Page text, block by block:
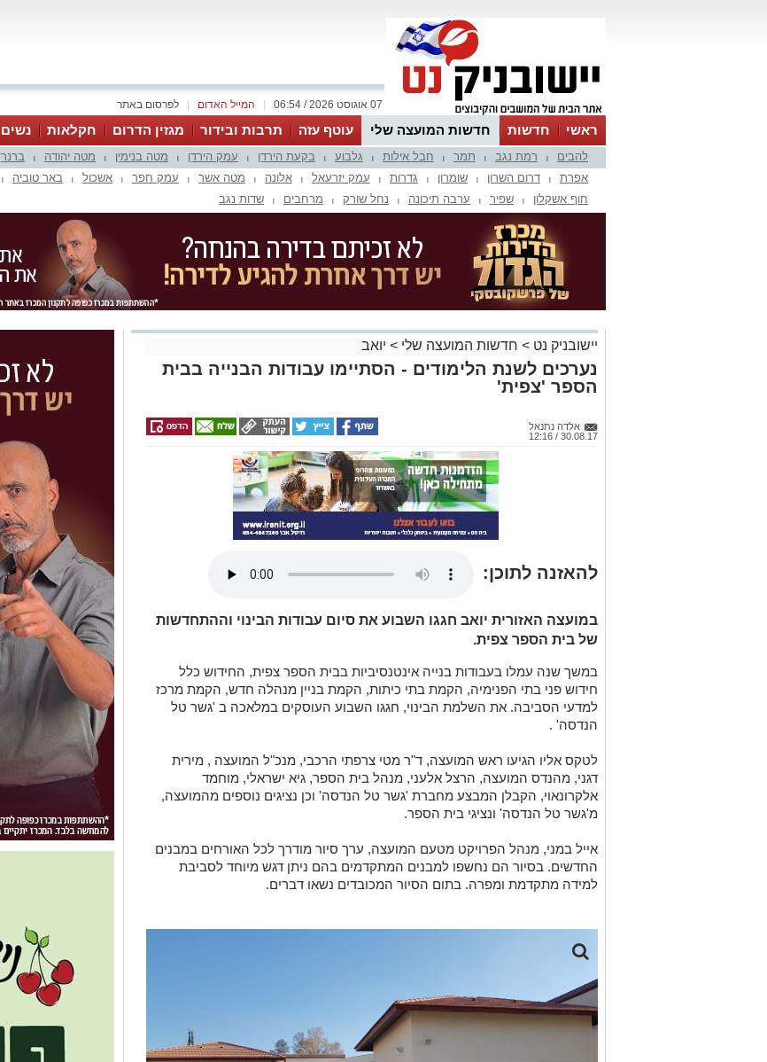
לפרסום באתר המייל האדום 07 אוגוסט 2026 / 06:54
ראשי חדשות חדשות המועצה שלי עוטף עזה תרבות ובידור מגזין הדרום חקלאות נשים
אינדקס עסקים
לוח טיפים והמלצות להבים רמת נגב תמר חבל אילות גלבוע בקעת הירדן עמק הירדן מטה בנימין מטה יהודה ברנר
אפרת דרום השרון שומרון גדרות עמק יזרעאל אלונה מטה אשר עמק חפר אשכול באר טוביה
חוף אשקלון שפיר ערבה תיכונה נחל שורק מרחבים שדות נגב
יישובניק נט > חדשות המועצה שלי > יואב
נערכים לשנת הלימודים - הסתיימו עבודות הבנייה בבית
הספר 'צפית'
אלדה נתנאל
30.08.17 / 12:16
להאזנה לתוכן:
במועצה האזורית יואב חגגו השבוע את סיום עבודות הבינוי וההתחדשות
של בית הספר צפית.
במשך שנה עמלו בעבודות בנייה אינטנסיביות בבית הספר צפית, החידוש כלל
חידוש פני בתי הפנימיה, הקמת בתי כיתות, הקמת בניין מנהלה חדש, הקמת מרכז
למדעי הסביבה. את השלמת הבינוי, חגגו השבוע העוסקים במלאכה ב 'גשר טל
הנדסה' .
לטקס אליו הגיעו ראש המועצה, ד"ר מטי צרפתי הרכבי, מנכ"ל המועצה , מירית
דגני, מהנדס המועצה, הרצל אלעני, מנהל בית הספר, גיא ישראלי, מוחמד
אלקרונאוי, הקבלן המבצע מחברת 'גשר טל הנדסה' וכן נציגים נוספים מהמועצה,
מ'גשר טל הנדסה' ונציגי בית הספר.
אייל במני, מנהל הפרויקט מטעם המועצה, ערך סיור מודרך לכל האורחים במבנים
החדשים. בסיור הם נחשפו למבנים המתקדמים בהם ניתן דגש מיוחד לסביבת
למידה מתקדמת ומפרה. בתום הסיור המכובדים נשאו דברים.